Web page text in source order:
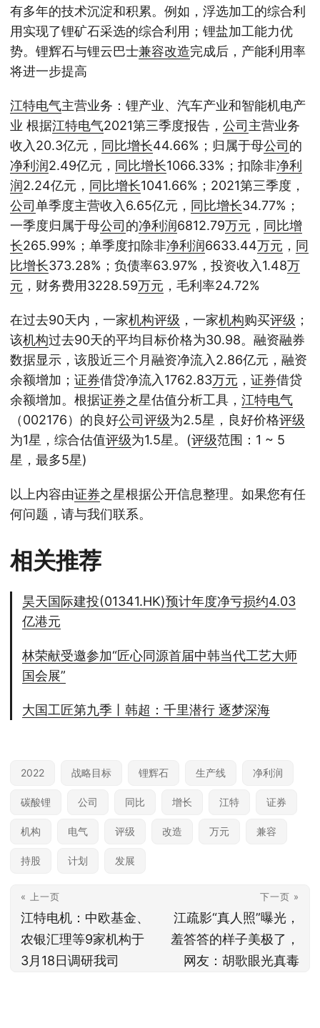
有多年的技术沉淀和积累。例如，浮选加工的综合利
用实现了锂矿石采选的综合利用；锂盐加工能力优
势。锂辉石与锂云巴士兼容改造完成后，产能利用率
将进一步提高
江特电气主营业务：锂产业、汽车产业和智能机电产
业 根据江特电气2021第三季度报告， 公司 主营业务
收入20.3亿元， 同比增长44.66%；归属于母公司 的
净利润2.49亿元， 同比增长1066.33%；扣除非净利
润2.24亿元， 同比增长1041.66%；2021第三季度，
公司单季度主营收入6.65亿元， 同比增长34.77%；
一季度归属于母公司 的净利润6812.79万元 ， 同比增
长265.99%；单季度扣除非净利润6633.44万元 ， 同
比增长373.28%；负债率63.97%，投资收入1.48万
元 ，财务费用3228.59万元 ，毛利率24.72%
在过去90天内，一家机构评级 ，一家机构购买评级 ；
该机构过去90天的平均目标价格为30.98。融资融券
数据显示，该股近三个月融资净流入2.86亿元，融资
余额增加； 证券借贷净流入1762.83万元 ， 证券借贷
余额增加。根据证券之星估值分析工具， 江特电气
（002176）的良好公司评级为2.5星，良好价格评级
为1星，综合估值评级为1.5星。(评级范围：1 ~ 5
星，最多5星)
以上内容由证券之星根据公开信息整理。如果您有任
何问题，请与我们联系。
相关推荐
昊天国际建投(01341.HK)预计年度净亏损约4.03
亿港元
林荣献受邀参加“匠心同源首届中韩当代工艺大师
国会展”
大国工匠第九季丨韩超：千里潜行 逐梦深海
2022 战略目标 锂辉石 生产线 净利润
碳酸锂 公司 同比 增长 江特 证券
机构 电气 评级 改造 万元 兼容
持股 计划 发展
« 上一页
江特电机：中欧基金、
农银汇理等9家机构于
3月18日调研我司
下一页 »
江疏影“真人照”曝光，
羞答答的样子美极了，
网友：胡歌眼光真毒